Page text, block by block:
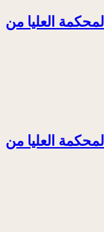
العليا من
العليا من